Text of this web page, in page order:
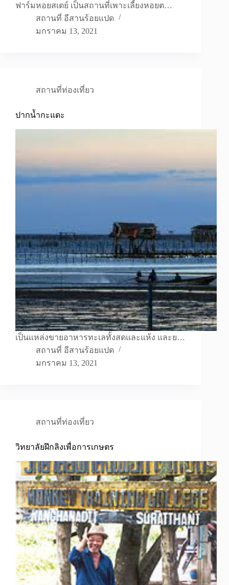
ฟาร์มหอยสเตย์ เป็นสถานที่เพาะเลี้ยงหอยต…
สถานที่ อีสานร้อยแปด
มกราคม 13, 2021
สถานที่ท่องเที่ยว
ปากน้ำกะแดะ
เป็นแหล่งขายอาหารทะเลทั้งสดและแห้ง และย…
สถานที่ อีสานร้อยแปด
มกราคม 13, 2021
สถานที่ท่องเที่ยว
วิทยาลัยฝึกลิงเพื่อการเกษตร